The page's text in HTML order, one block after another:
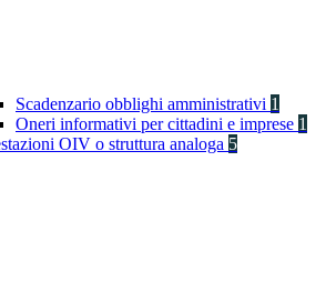
Scadenzario obblighi amministrativi 1
Oneri informativi per cittadini e imprese 1
OIV o struttura analoga 5